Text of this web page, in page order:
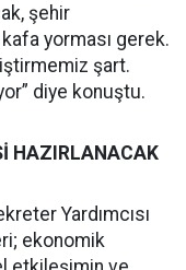
şehir
yorması gerek.
şart.
diye konuştu.
HAZIRLANACAK
Yardımcısı
ekonomik